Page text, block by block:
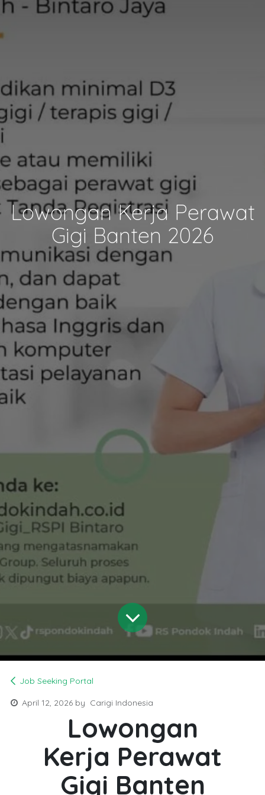
Lowongan Kerja Perawat
Gigi Banten 2026
Job Seeking Portal
April 12, 2026 by Carigi Indonesia
Lowongan
Kerja Perawat
Gigi Banten